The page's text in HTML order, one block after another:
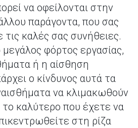
να οφείλονται στην
παράγοντα, που σας
καλές σας συνήθειες.
μεγάλος φόρτος εργασίας,
ή η αίσθηση
ο κίνδυνος αυτά τα
να κλιμακωθούν
το καλύτερο που έχετε να
στη ρίζα